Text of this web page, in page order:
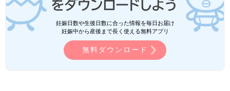
妊娠日数や生後日数に合った情報を毎日お届け
妊娠中から産後まで長く使える無料アプリ
無料ダウンロード